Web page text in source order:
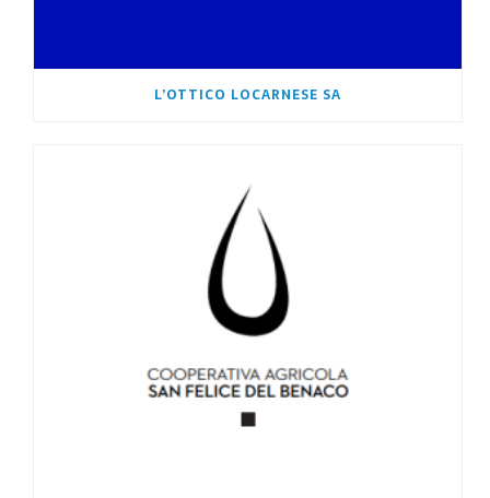
L’OTTICO LOCARNESE SA